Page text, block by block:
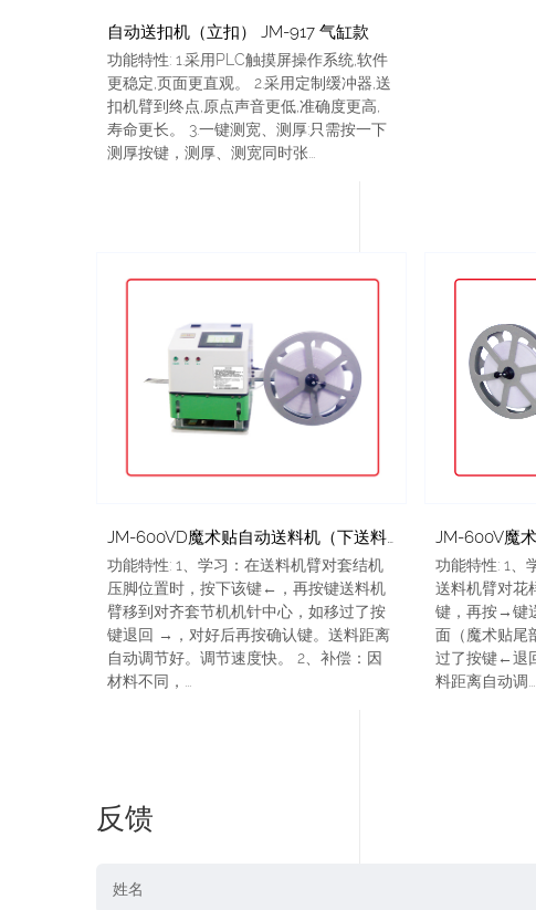
自动送扣机（立扣） JM-917 气缸款
功能特性: 1.采用PLC触摸屏操作系统,软件
更稳定,页面更直观。 2.采用定制缓冲器,送
扣机臂到终点,原点声音更低,准确度更高,
寿命更长。 3.一键测宽、测厚:只需按一下
测厚按键，测厚、测宽同时张...
JM-600VD魔术贴自动送料机（下送料）
功能特性: 1、学习：在送料机臂对套结机
压脚位置时，按下该键←，再按键送料机
臂移到对齐套节机机针中心，如移过了按
键退回 →，对好后再按确认键。送料距离
自动调节好。调节速度快。 2、补偿：因
材料不同，...
JM-600V魔
功能特性: 1、
送料机臂对花
键，再按→键
面（魔术贴尾
过了按键←退
料距离自动调...
反馈